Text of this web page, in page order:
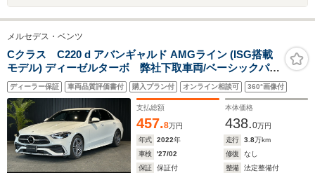
メルセデス・ベンツ
Cクラス C220 d アバンギャルド AMGライン (ISG搭載
モデル) ディーゼルターボ 弊社下取車両/ベーシックパッ
ケージ/リアアクスルステアリング/メモリー付き電動パワ
ーシート/シートヒーター/ヘッドアップディスプレイ/360°
カメラ/純正ドライブレコーダー/ワイヤレスチャージン
グ/TV/禁煙車両
ディーラー保証 車両品質評価書付 購入プラン付 オンライン相談可 360°画像付
支払総額
457.8万円
本体価格
438.0万円
年式
2022年 走行 3.8万km
車検
'27/02 修復
なし
保証
保証付 整備
法定整備付